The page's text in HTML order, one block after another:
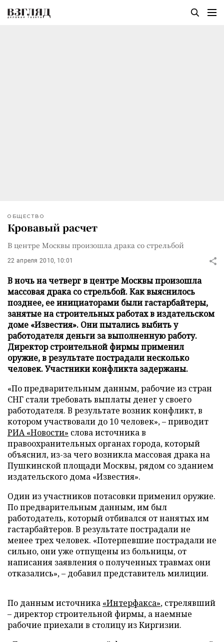
ОБЩЕСТВО
Кровавый расчет
В центре Москвы произошла драка со стрельбой
22 апреля 2010, 10:01
В ночь на четверг в центре Москвы произошла
массовая драка со стрельбой. Как выяснилось
позднее, ее инициаторами были гастарбайтеры,
занятые на строительных работах в издательском
доме «Известия». Они пытались выбить у
работодателя деньги за выполненную работу.
Директор строительной фирмы применил
оружие, в результате пострадали несколько
человек. Участники конфликта задержаны.
«По предварительным данным, рабочие из стран
СНГ стали требовать выплаты денег у своего
работодателя. В результате возник конфликт, в
котором участвовали до 10 человек», – приводит
РИА «Новости» слова источника в
правоохранительных органах города, который
объяснил, из-за чего возникла массовая драка на
Пушкинской площади Москвы, рядом со зданием
издательского дома «Известия».
Один из участников потасовки применил оружие.
По предварительным данным, им был
работодатель, который отбивался от нанятых им
гастарбайтеров. В результате пострадали не
менее трех человек. «Потерпевшие пострадали не
сильно, они уже отпущены из больницы, от
написания заявления о полученных травмах они
отказались», – добавил представитель милиции.
По данным источника «Интерфакса», стрелявший
– директор строительной фирмы, а наемные
рабочие приехали в столицу из Киргизии.